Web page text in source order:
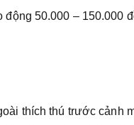
50.000 – 150.000
thích thú trước cảnh